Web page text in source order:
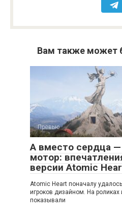
Вам также может
Превью
А вместо сердца
мотор:
версии Atomic
Atomic Heart поначалу
игроков дизайном. На роликах
показывали